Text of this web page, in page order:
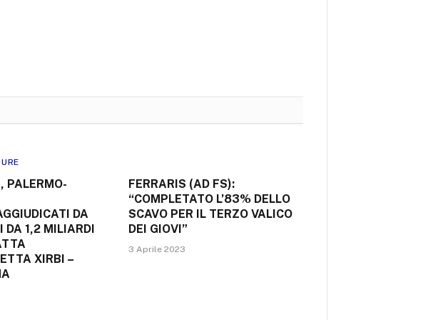
PALERMO-
DA
DA 1,2 MILIARDI
XIRBI –
FERRARIS (AD FS):
“COMPLETATO L’83% DELLO
SCAVO PER IL TERZO VALICO
DEI GIOVI”
3 Aprile 2023